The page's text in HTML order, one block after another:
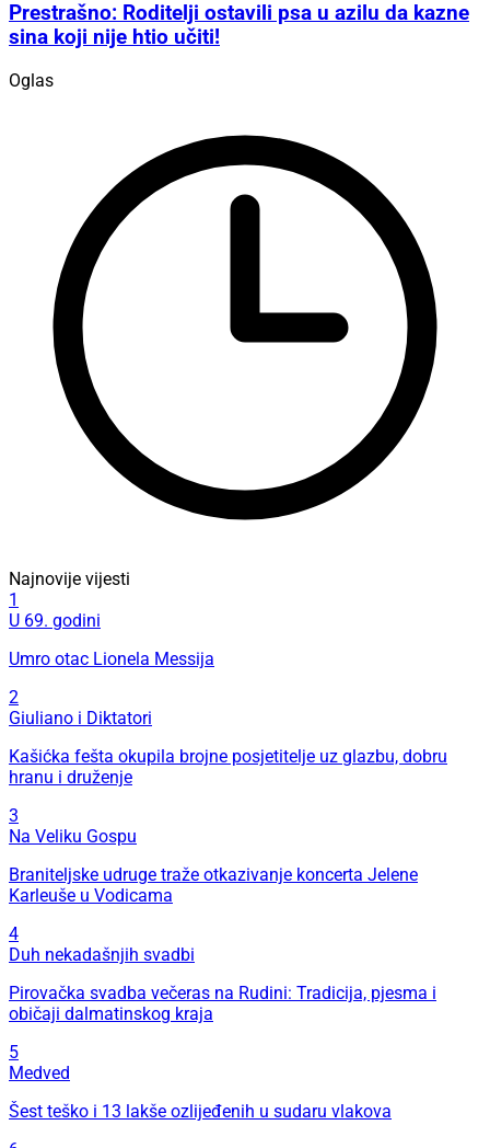
Prestrašno: Roditelji ostavili psa u azilu da kazne
sina koji nije htio učiti!
Oglas
Najnovije vijesti
1
U 69. godini
Umro otac Lionela Messija
2
Giuliano i Diktatori
Kašićka fešta okupila brojne posjetitelje uz glazbu, dobru
hranu i druženje
3
Na Veliku Gospu
Braniteljske udruge traže otkazivanje koncerta Jelene
Karleuše u Vodicama
4
Duh nekadašnjih svadbi
Pirovačka svadba večeras na Rudini: Tradicija, pjesma i
običaji dalmatinskog kraja
5
Medved
Šest teško i 13 lakše ozlijeđenih u sudaru vlakova